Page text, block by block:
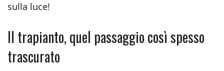
sulla luce!
Il trapianto, quel passaggio così spesso
trascurato